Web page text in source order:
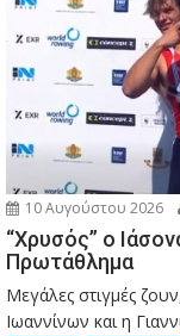
10 Αυγούστου 2026
“Χρυσός” ο
Πρωτάθλημα
Μεγάλες στιγμές
Ιωαννίνων και η